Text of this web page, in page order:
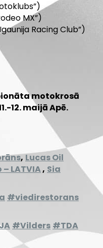
MX”)
Racing Club”)
motokrosā
12. maijā Apē.
,Lucas Oil
LATVIA, Sia
#viedirestorans
#Vilders #TDA